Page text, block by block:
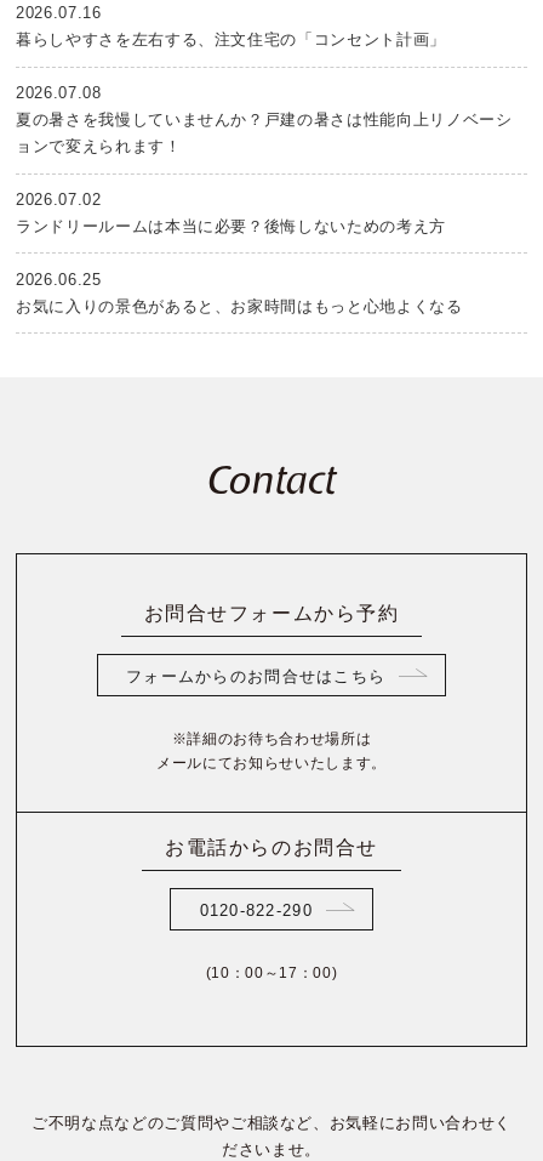
2026.07.16
暮らしやすさを左右する、注文住宅の「コンセント計画」
2026.07.08
夏の暑さを我慢していませんか？戸建の暑さは性能向上リノベーシ
ョンで変えられます！
2026.07.02
ランドリールームは本当に必要？後悔しないための考え方
2026.06.25
お気に入りの景色があると、お家時間はもっと心地よくなる
Contact
お問合せフォームから予約
フォームからのお問合せはこちら
※詳細のお待ち合わせ場所は
メールにてお知らせいたします。
お電話からのお問合せ
0120-822-290
(10：00～17：00)
ご不明な点などのご質問やご相談など、お気軽にお問い合わせく
ださいませ。